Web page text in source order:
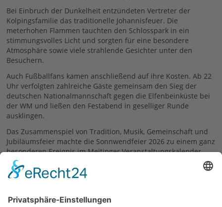
Bei Einbruch der Dunkelheit entzündeten Vertreter der
Kolpingsfamilie das traditionelle Johannisfeuer. Die
meterhohen Flammen tauchten den Schlosspark in ein
stimmungsvolles Licht und sorgten für eine besondere
Atmosphäre sowie viele strahlende Gesichter unter den
Besuchern.
Auch Fußballfans kamen anschließend auf ihre Kosten. Ab 22
Uhr verfolgten zahlreiche Gäste gemeinsam den Sieg der
deutschen Nationalmannschaft gegen die Elfenbeinküste bei
der WM und ließen den Festabend in geselliger Runde
ausklingen.
Das Zusammenspiel von Tradition, Musik, Gemeinschaft und
Jubiläumsfeier machte die Sonnwendfeier 2026 zu einem ganz
besonderen Ereignis im Meitinger Veranstaltungskalender.
Text und Fotos: Julia Wilhelm
zurück